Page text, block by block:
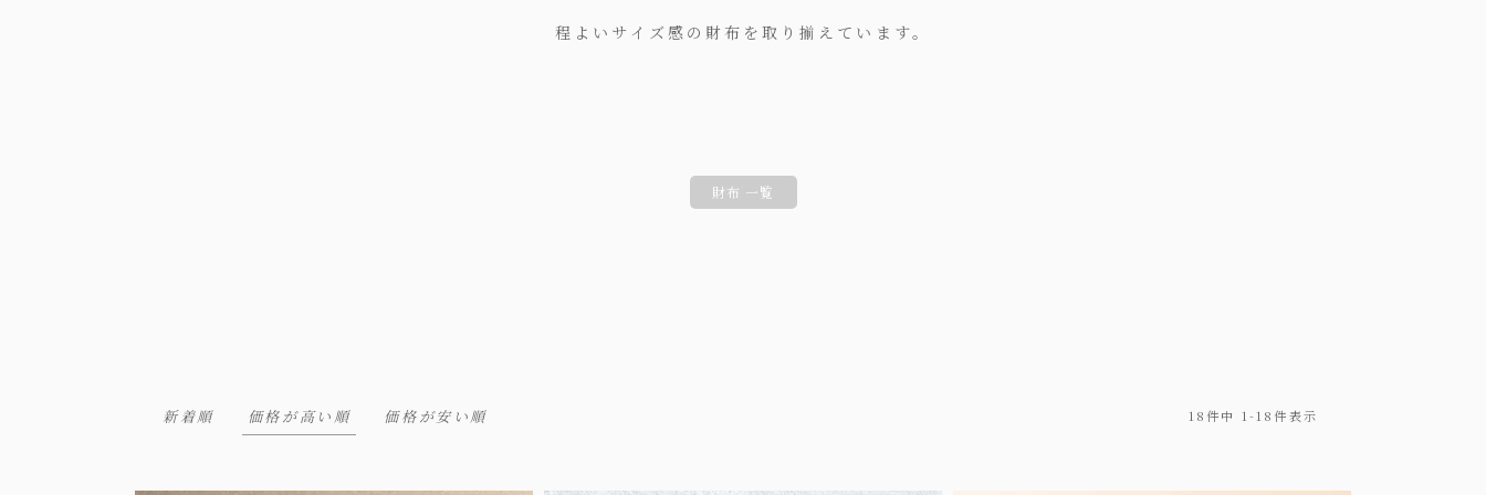
程よいサイズ感の財布を取り揃えています。
財布 一覧
新着順 価格が高い順 価格が安い順 18 件中 1 -18 件表示